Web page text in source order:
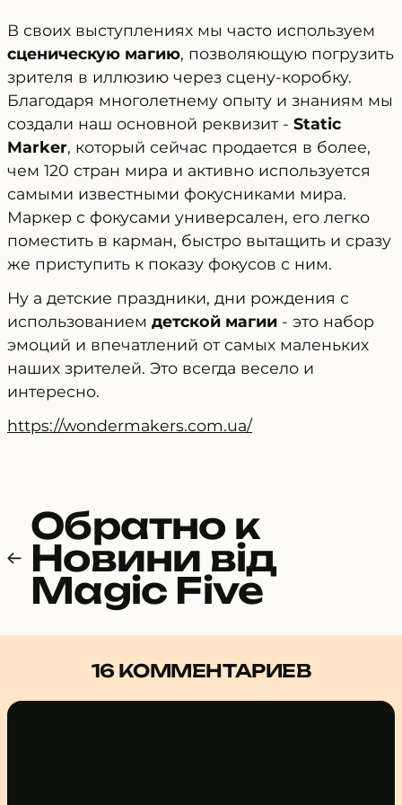
В своих выступлениях мы часто используем
сценическую магию, позволяющую погрузить
зрителя в иллюзию через сцену-коробку.
Благодаря многолетнему опыту и знаниям мы
создали наш основной реквизит - Static
Marker, который сейчас продается в более,
чем 120 стран мира и активно используется
самыми известными фокусниками мира.
Маркер с фокусами универсален, его легко
поместить в карман, быстро вытащить и сразу
же приступить к показу фокусов с ним.
Ну а детские праздники, дни рождения с
использованием детской магии - это набор
эмоций и впечатлений от самых маленьких
наших зрителей. Это всегда весело и
интересно.
https://wondermakers.com.ua/
Обратно к
Новини від
Magic Five
16 КОММЕНТАРИЕВ